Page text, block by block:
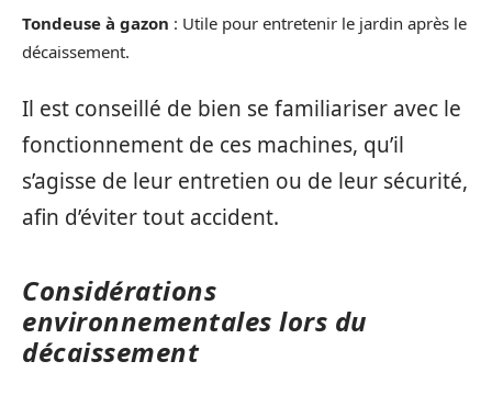
Tondeuse à gazon : Utile pour entretenir le jardin après le
décaissement.
Il est conseillé de bien se familiariser avec le
fonctionnement de ces machines, qu’il
s’agisse de leur entretien ou de leur sécurité,
afin d’éviter tout accident.
Considérations
environnementales lors du
décaissement